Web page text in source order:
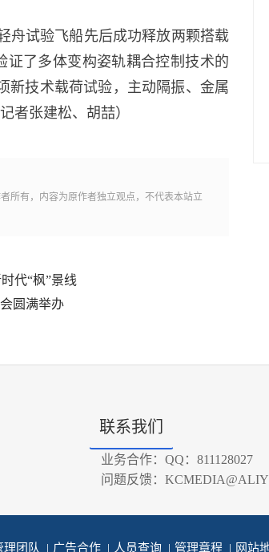
舟试验飞船先后成功释放两颗搭载
证了多体变构姿轨耦合控制技术的
新技术载荷试验，主动隔振、金属
者张建松、胡喆）
所有，内容为原作者独立观点，不代表本站立
代“枫”景线
圆满举办
联系我们
业务合作：QQ：811128027
问题反馈：
理团队 | 广告合作 | 人员查询 | 管理章程 | 网站